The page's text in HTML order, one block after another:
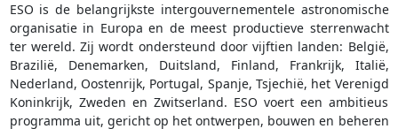
ESO is de belangrijkste intergouvernementele astronomische
organisatie in Europa en de meest productieve sterrenwacht
ter wereld. Zij wordt ondersteund door vijftien landen: België,
Brazilië, Denemarken, Duitsland, Finland, Frankrijk, Italië,
Nederland, Oostenrijk, Portugal, Spanje, Tsjechië, het Verenigd
Koninkrijk, Zweden en Zwitserland. ESO voert een ambitieus
programma uit, gericht op het ontwerpen, bouwen en beheren